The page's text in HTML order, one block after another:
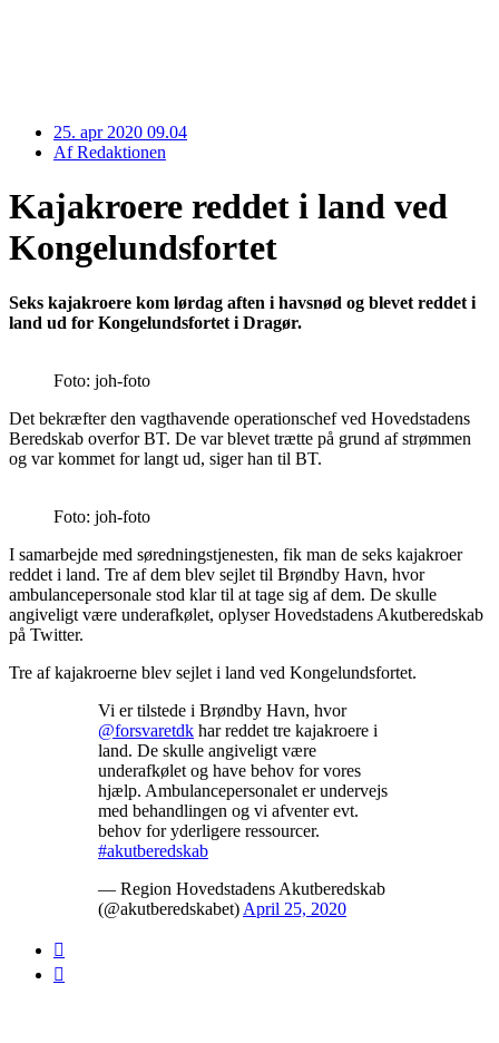
25. apr 2020 09.04
AfRedaktionen
Kajakroere reddet i land ved
Kongelundsfortet
Seks kajakroere kom lørdag aften i havsnød og blevet reddet i
land ud for Kongelundsfortet i Dragør.
Foto: joh-foto
Det bekræfter den vagthavende operationschef ved Hovedstadens
Beredskab overfor BT. De var blevet trætte på grund af strømmen
og var kommet for langt ud, siger han til BT.
Foto: joh-foto
I samarbejde med søredningstjenesten, fik man de seks kajakroer
reddet i land. Tre af dem blev sejlet til Brøndby Havn, hvor
ambulancepersonale stod klar til at tage sig af dem. De skulle
angiveligt være underafkølet, oplyser Hovedstadens Akutberedskab
på Twitter.
Tre af kajakroerne blev sejlet i land ved Kongelundsfortet.
Vi er tilstede i Brøndby Havn, hvor
@forsvaretdk har reddet tre kajakroere i
land. De skulle angiveligt være
underafkølet og have behov for vores
hjælp. Ambulancepersonalet er undervejs
med behandlingen og vi afventer evt.
behov for yderligere ressourcer.
#akutberedskab
— Region Hovedstadens Akutberedskab
(@akutberedskabet) April 25, 2020